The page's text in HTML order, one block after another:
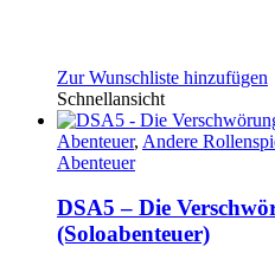
Zur Wunschliste hinzufügen
Schnellansicht
Abenteuer, Andere
Abenteuer
DSA5 – Die
(Soloabenteuer)